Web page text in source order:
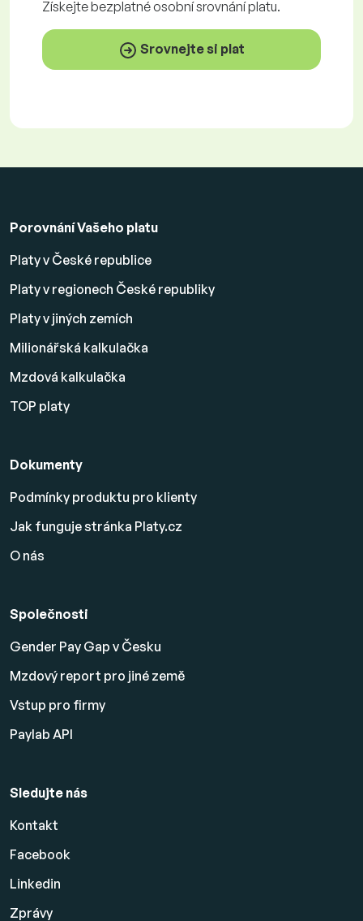
Získejtebezplatnéosobní srovnání platu.
Srovnejte si plat
Porovnání Vašeho platu
Platy v České republice
Platy v regionech České republiky
Platy v jiných zemích
Milionářská kalkulačka
Mzdová kalkulačka
TOP platy
Dokumenty
Podmínky produktu pro klienty
Jak funguje stránka Platy.cz
O nás
Společnosti
Gender Pay Gap v Česku
Mzdový report pro jiné země
Vstup pro firmy
Paylab API
Sledujte nás
Kontakt
Facebook
Linkedin
Zprávy